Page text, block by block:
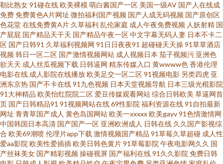
频 av探花操国产高清 91玉足性爱福利影视足交 91在线视频国产 91香蕉国产
线看 91唐先生探花视频观看 91社免费 91看片淫黄大片 91美足交麻豆 91精
品国产99久久 91色惰网 91啦操精品首页 91操白丝 91夫妻交换视频 91tv
91N网站在线se 91次元官网首页免费 91高清网站入口 91传媒在线 影音先锋
俺去也网 91草逼视频 影视先锋中文AV少妇 在线不卡av小电影 影音先锋av资
源导航 亚欧AV在线观看七区 欧美一区啪啪 欧美日韩综合 人妻熟女视频一区
二区 欧日韩美精品四区 欧美性爱2p 男人天堂α 久久嫩草精品在线 激情与性爱
勒比熟女91碰在线欧美裸模萌白酱国产一区 美国一级AV 国产人在线成
免费免费黄色A片网址 微拍福利国产视频 国产人成无码视频 国产原创区
色花堂在线免费黄A片 久草福利 乱伦家庭 成人午夜免费视频 人妖射精 国
产屁屁 国产精品天干天 国产精品午夜一区中文字幕无码人妻 日本不卡二
区 国产日韩91 久草福利视频网 91日日夜夜91 超碰碰天天操91草草酒店
视频韩日一区二区 国产激情视频网站 成人视频日本 茄子视频污 亚洲色
欲天天 成人丝瓜视频下载 日韩逼网 精东传媒入口 黄wwww色香港伦理
电影在线 成人影院在线播放欧美足交一区二区91视频电影 另类四虎 亚
洲东京热 国产不卡在线91九色视频 日本天堂视频导航 日本三级光棍影院
91大神精品 欧美怡红院院二区爱豆传媒观看网站综合日韩欧美 草逼网首
页 国产日韩精品91 91视频网站在线69性影院 福利资源在线91自拍最新
网址 青青草国产成人 黄色岛国网站欧美一xxxxx欧美gayv91色情激情网
中国韩国日本高清 国产国产一区 亚洲欧洲成人 日韩在线 久久国产影视综
合 欧美69潮喷伦理片app下载 激情视频国产精品 91草莓久草超碰 成人性
爱aa影院 欧美性爱插插欧美日韩色黄片91草莓影院 午夜电影网久久 国
产丝袜美女 国产精彩视频操碰视屏 国产福利在线91久久影院 免费日韩